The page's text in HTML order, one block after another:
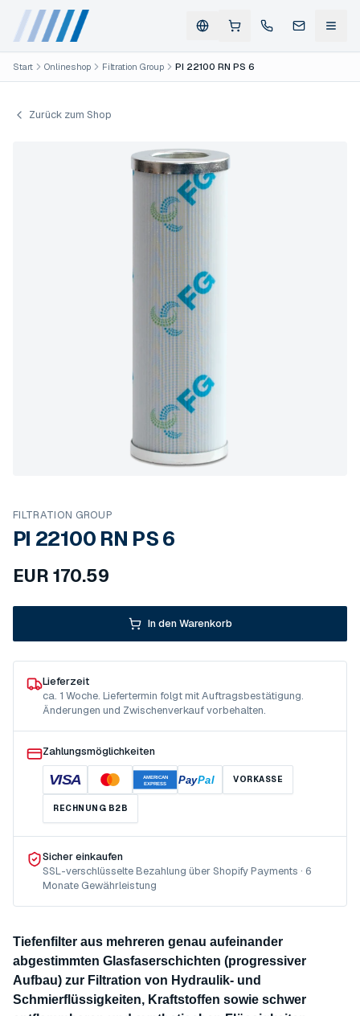
Start Onlineshop Filtration Group PI 22100 RN PS 6
Zurück zum Shop
FILTRATION GROUP
PI 22100 RN PS 6
EUR 170.59
In den Warenkorb
Lieferzeit
ca. 1 Woche. Liefertermin folgt mit Auftragsbestätigung.
Änderungen und Zwischenverkauf vorbehalten.
Zahlungsmöglichkeiten
VISA
AMERICAN
EXPRESS
PayPal VORKASSE
RECHNUNG B2B
Sicher einkaufen
SSL-verschlüsselte Bezahlung über Shopify Payments · 6
Monate Gewährleistung
Tiefenfilter aus mehreren genau aufeinander
abgestimmten Glasfaserschichten (progressiver
Aufbau) zur Filtration von Hydraulik- und
Schmierflüssigkeiten, Kraftstoffen sowie schwer